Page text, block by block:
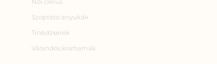
Szoptató anyukák
Tinédzserek
Várandós kismamák